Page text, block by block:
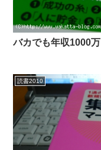
バカでも年収1000万
読書2010